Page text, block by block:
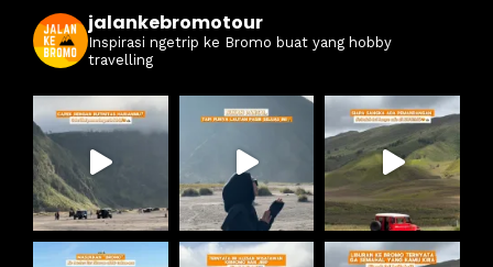
jalankebromotour
Inspirasi ngetrip ke Bromo buat yang hobby
travelling